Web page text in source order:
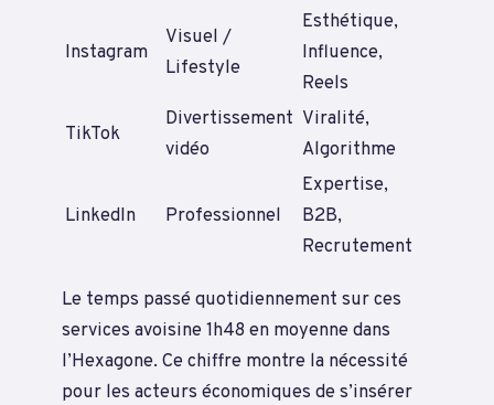
Instagram
Visuel /
Lifestyle
Esthétique,
Influence,
Reels
TikTok
Divertissement
vidéo
Viralité,
Algorithme
LinkedIn Professionnel
Expertise,
B2B,
Recrutement
Le temps passé quotidiennement sur ces
services avoisine 1h48 en moyenne dans
l’Hexagone. Ce chiffre montre la nécessité
pour les acteurs économiques de s’insérer